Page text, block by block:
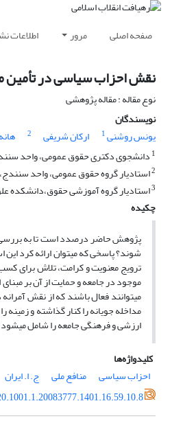
صفحه اصلی مرور اطلاعات
نقش احزاب سیاسی در تأمین
نوع مقاله : مقاله پژوهشی
نویسندگان
یونس روشنی1 ارکان شریفی 2
1 دانشجوی دکتری حقوق عمومی، واحد
2استادیار گروه حقوق عمومی، واحد
3استادیار گروه آموزشی حقوق،دانشکده
چکیده
پژوهش حاضر درصدد است تا به بررسی
شوند؟ پاسخی که می­توان ارائه کرد
ترویج معنویت و کرامت، تلاش برای
موجود در جامعه و حمایت از آن بر
مداخله جویانه را کنار گذاشته و
ارزشی و فرهنگی جامعه را شامل
کلیدواژه‌ها
احزاب سیاسی
منافع ملی ج. ا. ایران